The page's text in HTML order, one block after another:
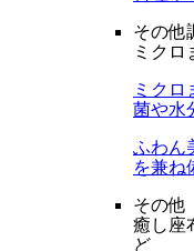
その他
ミクロ
ミクロ
菌や水
ふわん
を兼ね
その他
癒し座
ど